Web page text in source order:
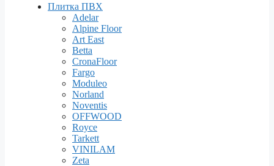
Плитка ПВХ
Adelar
Alpine Floor
Art East
Betta
CronaFloor
Fargo
Moduleo
Norland
Noventis
OFFWOOD
Royce
Tarkett
VINILAM
Zeta